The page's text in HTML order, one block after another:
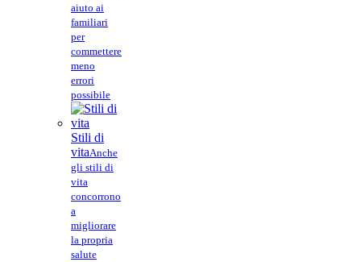
aiuto ai
familiari
per
commettere
meno
errori
possibile
Stili di
vitaAnche
gli stili di
vita
concorrono
a
migliorare
la propria
salute